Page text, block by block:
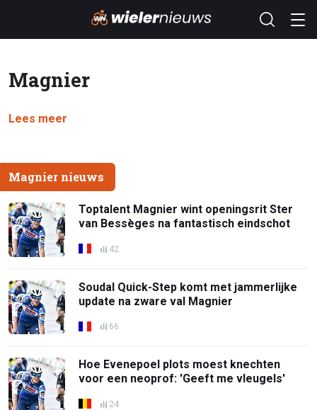
Magnier
Lees meer
Magnier nieuws
Toptalent Magnier wint openingsrit Ster
van Bessèges na fantastisch eindschot
42
Soudal Quick-Step komt met jammerlijke
update na zware val Magnier
66
Hoe Evenepoel plots moest knechten
voor een neoprof: 'Geeft me vleugels'
24